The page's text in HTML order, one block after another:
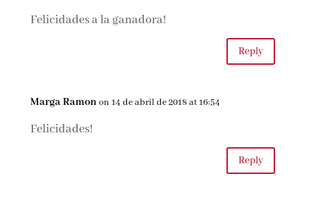
Felicidades a la ganadora!
Reply
Marga Ramonon 14 de abril de 2018 at 16:54
Felicidades!
Reply